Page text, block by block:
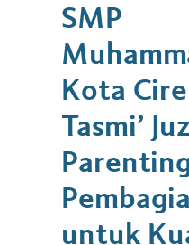
SMP
Kota
Tasmi’
untuk